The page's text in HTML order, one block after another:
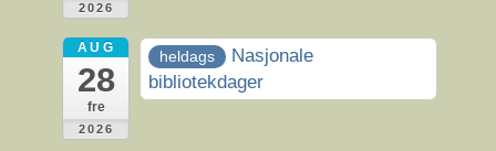
2026
AUG
28
fre
2026
heldags
Nasjonale
bibliotekdager